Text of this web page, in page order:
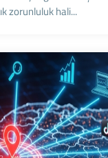
zorunluluk hali...